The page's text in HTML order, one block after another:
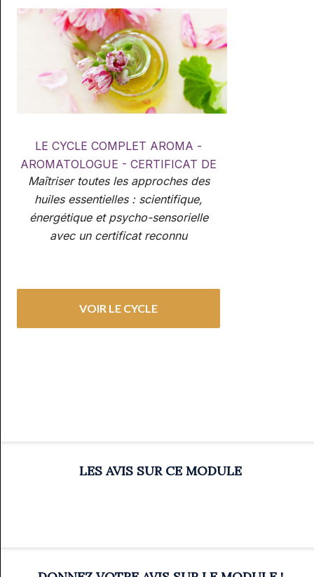
LE CYCLE COMPLET AROMA -
AROMATOLOGUE - CERTIFICAT DE
CONSEILLER EN AROMATHÉRAPIE
(reconnu par le SPN)
Maîtriser toutes les approches des
huiles essentielles : scientifique,
énergétique et psycho-sensorielle
avec un certificat reconnu
VOIR LE CYCLE
LES AVIS SUR CE MODULE